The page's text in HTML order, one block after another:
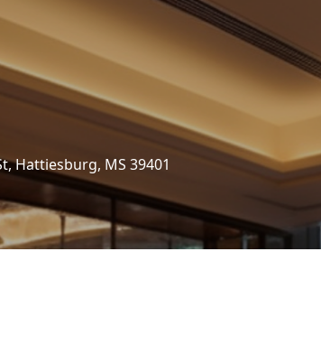
Hattiesburg, MS 39401